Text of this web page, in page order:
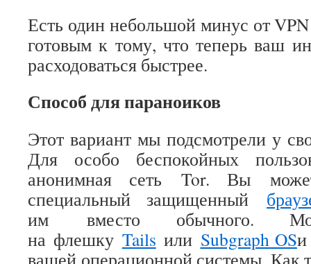
Есть один небольшой минус от
готовым к тому, что теперь ваш
расходоваться быстрее.
Способ для параноиков
Этот вариант мы подсмотрели у
Для особо беспокойных
анонимная сеть Tor. Вы
специальный защищенный
им вместо обычного.
на флешку Tails или Subgraph OSи
вашей операционной системы. Как